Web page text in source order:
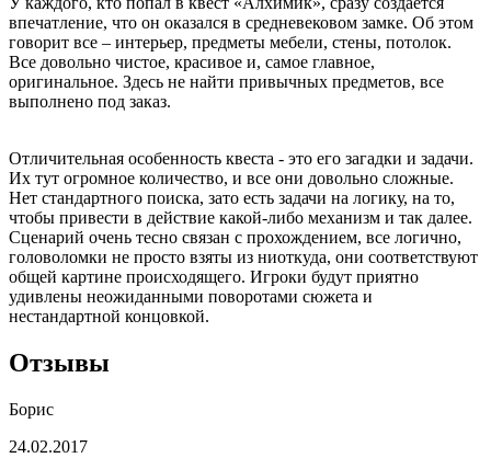
впечатление, что он оказался в средневековом замке. Об этом
говорит все – интерьер, предметы мебели, стены, потолок.
Все довольно чистое, красивое и, самое главное,
оригинальное. Здесь не найти привычных предметов, все
выполнено под заказ.
Отличительная особенность квеста - это его загадки и задачи.
Их тут огромное количество, и все они довольно сложные.
Нет стандартного поиска, зато есть задачи на логику, на то,
чтобы привести в действие какой-либо механизм и так далее.
Сценарий очень тесно связан с прохождением, все логично,
головоломки не просто взяты из ниоткуда, они соответствуют
общей картине происходящего. Игроки будут приятно
удивлены неожиданными поворотами сюжета и
нестандартной концовкой.
Отзывы
Борис
24.02.2017